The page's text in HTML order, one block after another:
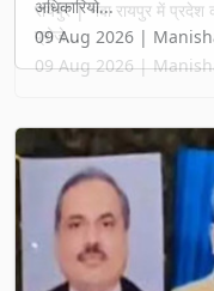
रायपुर | नवा रायपुर में प्रदेश
प्रोजे...
09 Aug 2026 |